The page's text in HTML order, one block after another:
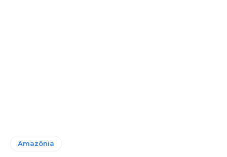
Amazônia